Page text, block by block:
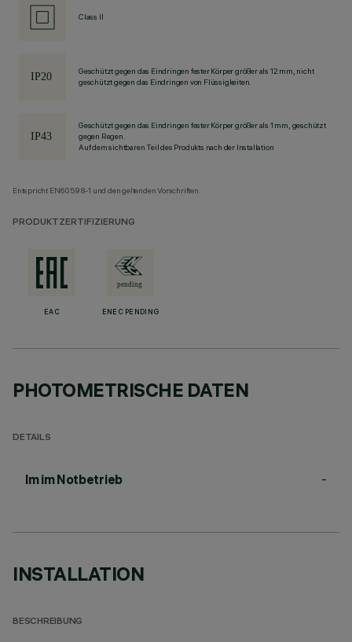
Class II
Geschützt gegen das Eindringen fester Körper größer als 12 mm, nicht
geschützt gegen das Eindringen von Flüssigkeiten.
Geschützt gegen das Eindringen fester Körper größer als 1 mm, geschützt
gegen Regen.
Auf dem sichtbaren Teil des Produkts nach der Installation
Entspricht EN60598-1 und den geltenden Vorschriften.
PRODUKTZERTIFIZIERUNG
EAC ENEC PENDING
PHOTOMETRISCHE DATEN
DETAILS
lm im Notbetrieb -
INSTALLATION
BESCHREIBUNG